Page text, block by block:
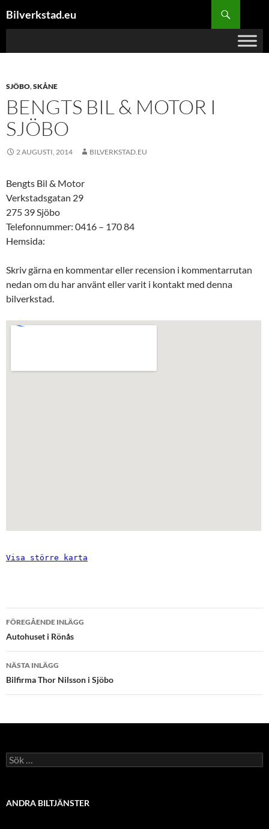
tillBilverkstad.eu
SJÖBO,SKÅNE
BENGTS BIL & MOTOR I
SJÖBO
2 AUGUSTI, 2014 BILVERKSTAD.EU
Bengts Bil & Motor
Verkstadsgatan 29
275 39 Sjöbo
Telefonnummer: 0416 – 170 84
Hemsida:
Skriv gärna en kommentar eller recension i kommentarrutan
nedan om du har använt eller varit i kontakt med denna
bilverkstad.
Visa större karta
Inläggsnavigering
FÖREGÅENDE INLÄGG
Autohuset i Rönås
NÄSTA INLÄGG
Bilfirma Thor Nilsson i Sjöbo
Sök
efter:
ANDRA BILTJÄNSTER